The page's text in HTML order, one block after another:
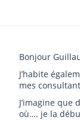
Bonjour
J’habite
mes
J’imagine
où…. je la